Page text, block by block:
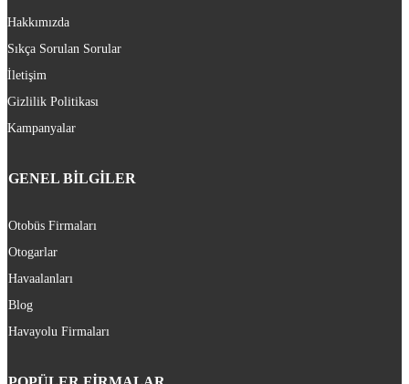
Hakkımızda
Sıkça Sorulan Sorular
İletişim
Gizlilik Politikası
Kampanyalar
GENEL BİLGİLER
Otobüs Firmaları
Otogarlar
Havaalanları
Blog
Havayolu Firmaları